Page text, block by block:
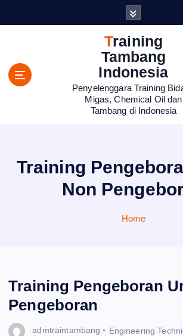
Training
Tambang
Indonesia
Penyelenggara Training
Migas, Chemical Oil dan
Tambang di Indonesia
Training
Non
Home
Training Pengeboran
Pengeboran
admtraintambang Engineering